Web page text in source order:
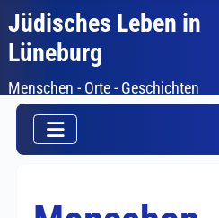
Jüdisches Leben in
Lüneburg
Menschen - Orte - Geschichten